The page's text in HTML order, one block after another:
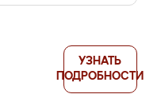
УЗНАТЬ
ПОДРОБНОСТИ